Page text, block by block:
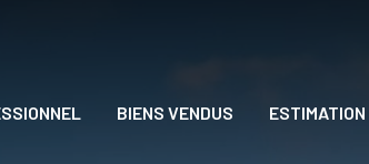
BIENS VENDUS ESTIMATION